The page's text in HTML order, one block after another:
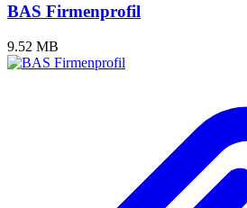
BAS Firmenprofil
9.52 MB